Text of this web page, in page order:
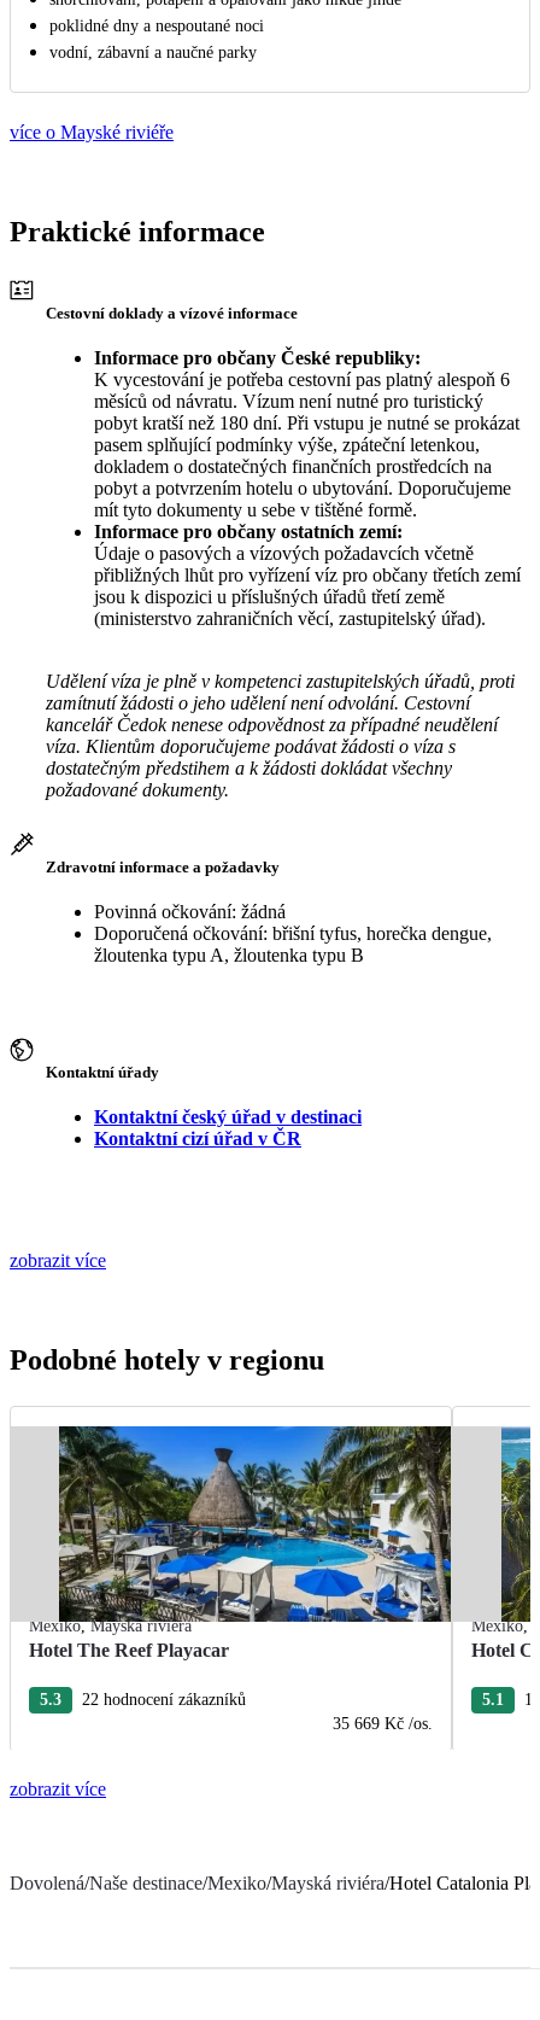
poklidné dny a nespoutané noci
vodní, zábavní a naučné parky
více o Mayské riviéře
Praktické informace
Cestovní doklady a vízové informace
Informace pro občany České republiky:
K vycestování je potřeba cestovní pas platný alespoň 6
měsíců od návratu. Vízum není nutné pro turistický
pobyt kratší než 180 dní. Při vstupu je nutné se prokázat
pasem splňující podmínky výše, zpáteční letenkou,
dokladem o dostatečných finančních prostředcích na
pobyt a potvrzením hotelu o ubytování. Doporučujeme
mít tyto dokumenty u sebe v tištěné formě.
Informace pro občany ostatních zemí:
Údaje o pasových a vízových požadavcích včetně
přibližných lhůt pro vyřízení víz pro občany třetích zemí
jsou k dispozici u příslušných úřadů třetí země
(ministerstvo zahraničních věcí, zastupitelský úřad).
Udělení víza je plně v kompetenci zastupitelských úřadů, proti
zamítnutí žádosti o jeho udělení není odvolání. Cestovní
kancelář Čedok nenese odpovědnost za případné neudělení
víza. Klientům doporučujeme podávat žádosti o víza s
dostatečným předstihem a k žádosti dokládat všechny
požadované dokumenty.
Zdravotní informace a požadavky
Povinná očkování: žádná
Doporučená očkování: břišní tyfus, horečka dengue,
žloutenka typu A, žloutenka typu B
Kontaktní úřady
Kontaktní český úřad v destinaci
Kontaktní cizí úřad v ČR
zobrazit více
Podobné hotely v regionu
Mexiko,Mayská riviéra
Hotel The Reef Playacar
5.3
22 hodnocení zákazníků
35 669 Kč /os.
Mexiko,
Hotel
5.1
zobrazit více
Dovolená/Naše destinace/Mexiko/Mayská riviéra/Hotel Catalonia